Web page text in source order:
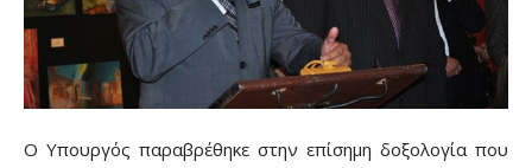
Ο Υπουργός παραβρέθηκε στην επίσημη δοξολογία που